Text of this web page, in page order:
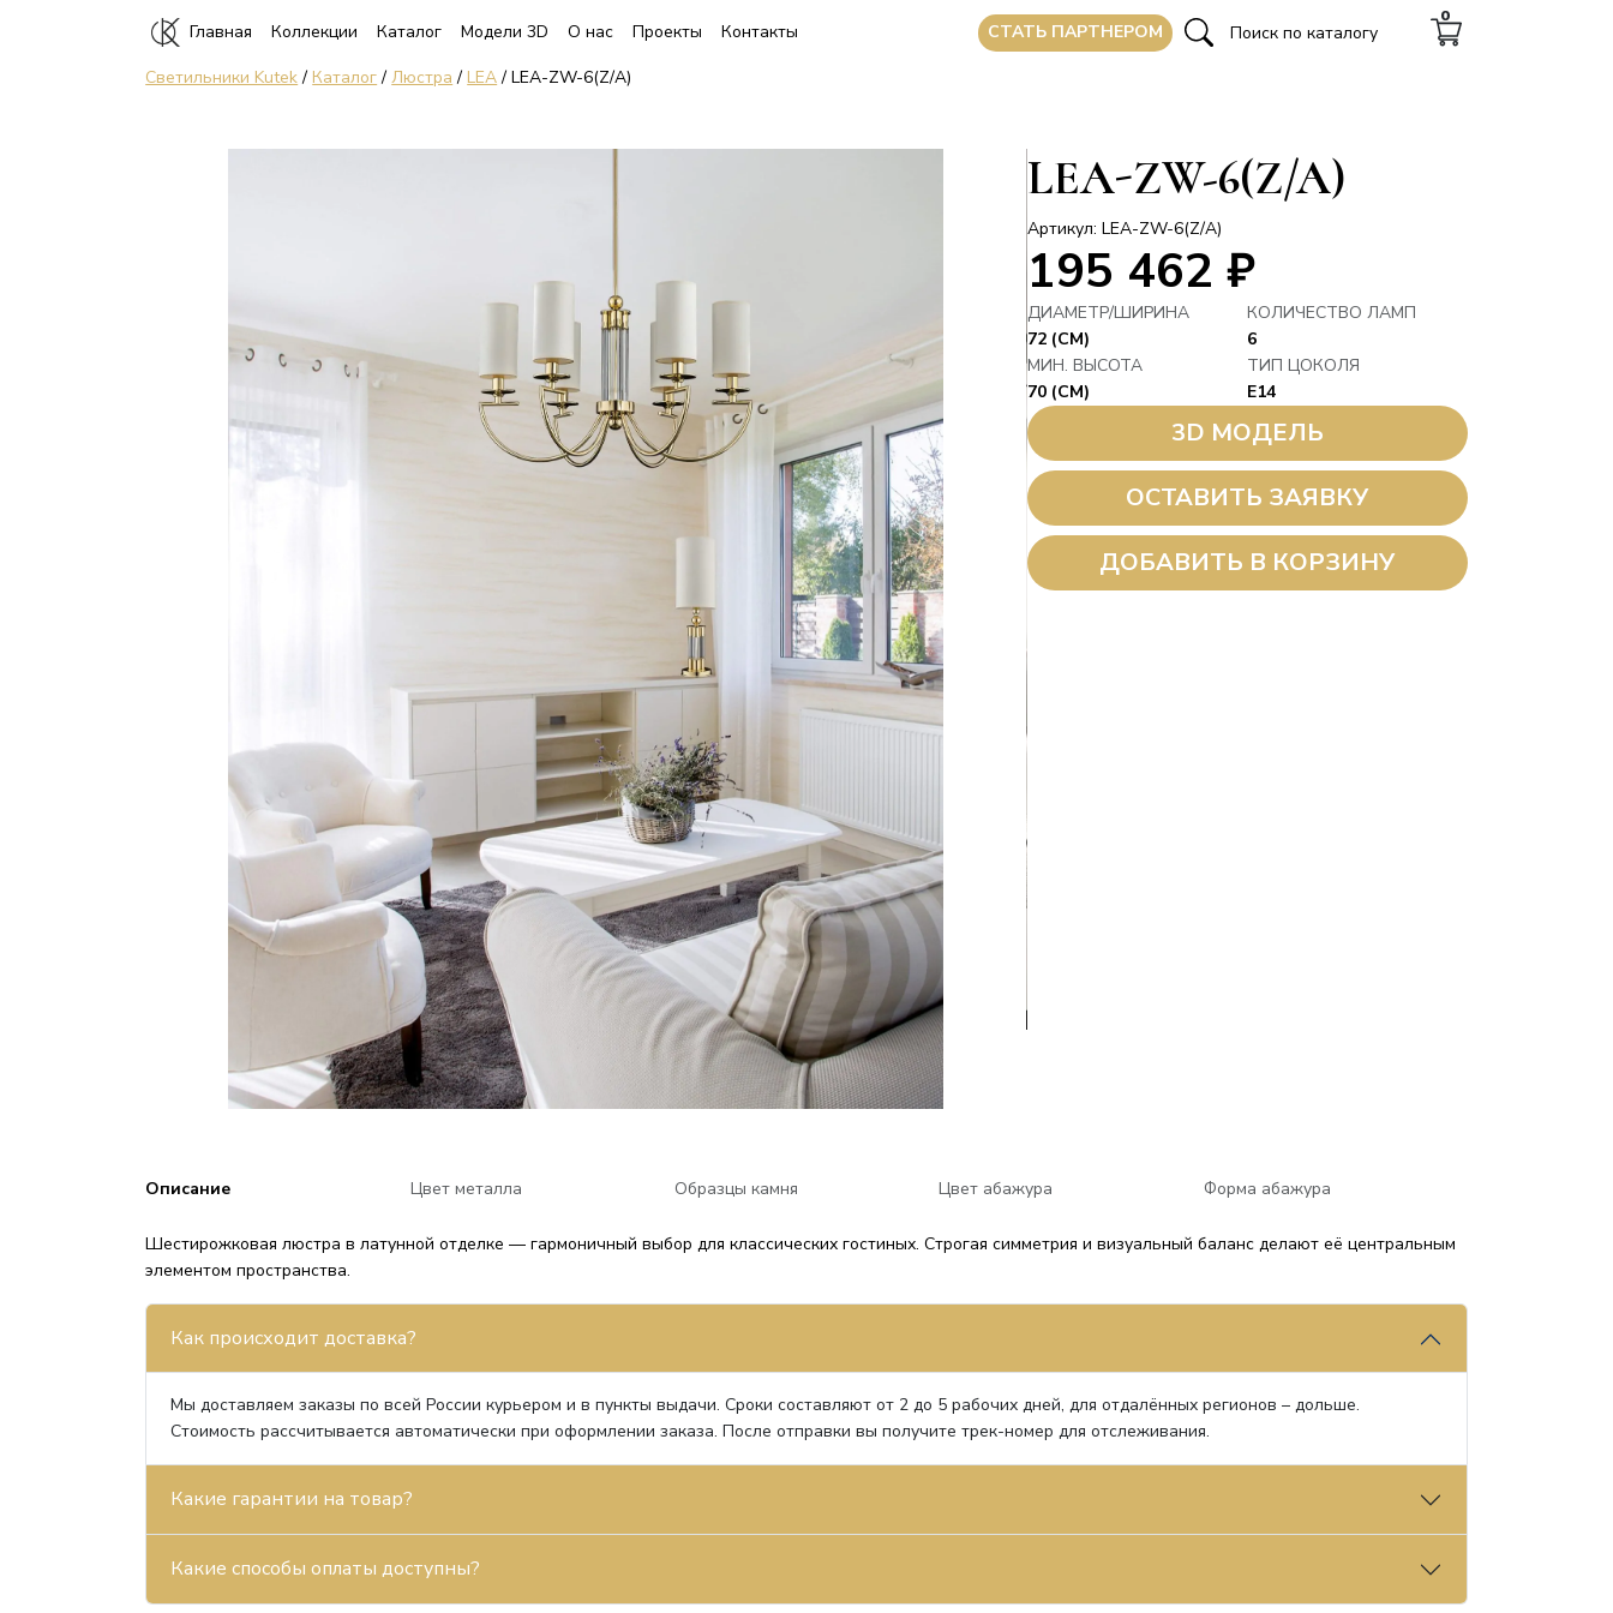
Главная Коллекции Каталог Модели 3D О нас Проекты Контакты CТАТЬ ПАРТНЕРОМ
0
Светильники Kutek/Каталог/Люстра /LEA/ LEA-ZW-6(Z/A)
LEA-ZW-6(Z/A)
Артикул: LEA-ZW-6(Z/A)
195 462 ₽
ДИАМЕТР/ШИРИНА
72 (СМ)
КОЛИЧЕСТВО ЛАМП
6
МИН. ВЫСОТА
70 (СМ)
ТИП ЦОКОЛЯ
E14
3D МОДЕЛЬ
ОСТАВИТЬ ЗАЯВКУ
ДОБАВИТЬ В КОРЗИНУ
Описание Цвет металла Образцы камня Цвет абажура Форма абажура
Шестирожковая люстра в латунной отделке — гармоничный выбор для классических гостиных. Строгая симметрия и визуальный баланс делают её центральным
элементом пространства.
Как происходит доставка?
Мы доставляем заказы по всей России курьером и в пункты выдачи. Сроки составляют от 2 до 5 рабочих дней, для отдалённых регионов – дольше.
Стоимость рассчитывается автоматически при оформлении заказа. После отправки вы получите трек-номер для отслеживания.
Какие гарантии на товар?
Какие способы оплаты доступны?